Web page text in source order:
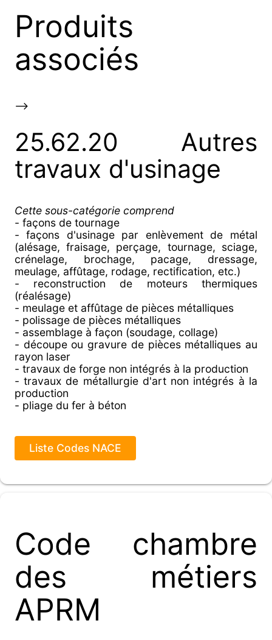
Produits
associés
-->
25.62.20 Autres
travaux d'usinage
Cette sous-catégorie comprend
- façons de tournage
- façons d'usinage par enlèvement de métal
(alésage, fraisage, perçage, tournage, sciage,
crénelage, brochage, pacage, dressage,
meulage, affûtage, rodage, rectification, etc.)
- reconstruction de moteurs thermiques
(réalésage)
- meulage et affûtage de pièces métalliques
- polissage de pièces métalliques
- assemblage à façon (soudage, collage)
- découpe ou gravure de pièces métalliques au
rayon laser
- travaux de forge non intégrés à la production
- travaux de métallurgie d'art non intégrés à la
production
- pliage du fer à béton
Liste Codes NACE
Code chambre
des métiers
APRM